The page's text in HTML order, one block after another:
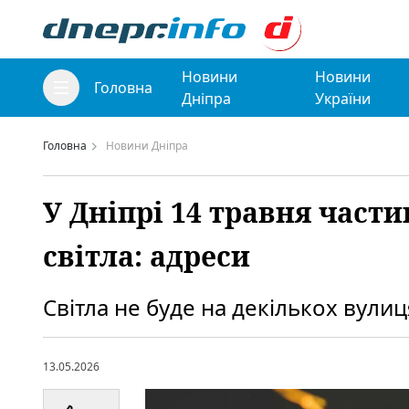
Головна
Новини
Дніпра
Новини
України
Головна Новини Дніпра
У Дніпрі 14 травня
світла: адреси
Світла не буде на декількох
13.05.2026